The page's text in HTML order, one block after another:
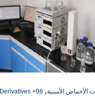
,
98+ Amino Acid Derivatives